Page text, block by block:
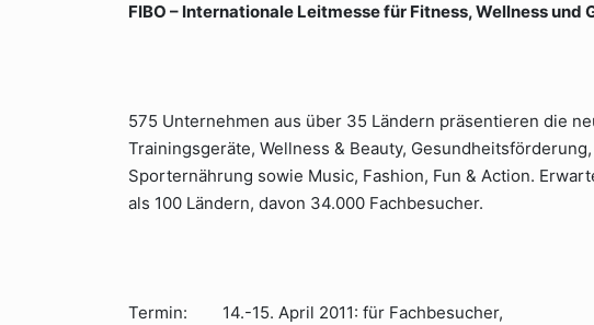
FIBO – Internationale Leitmesse für Fitness, Wellness und
575 Unternehmen aus über 35 Ländern präsentieren die
Trainingsgeräte, Wellness & Beauty,
Sporternährung sowie Music, Fashion, Fun & Action.
als 100 Ländern, davon 34.000 Fachbesucher.
Termin: 14.-15. April 2011: für Fachbesucher,